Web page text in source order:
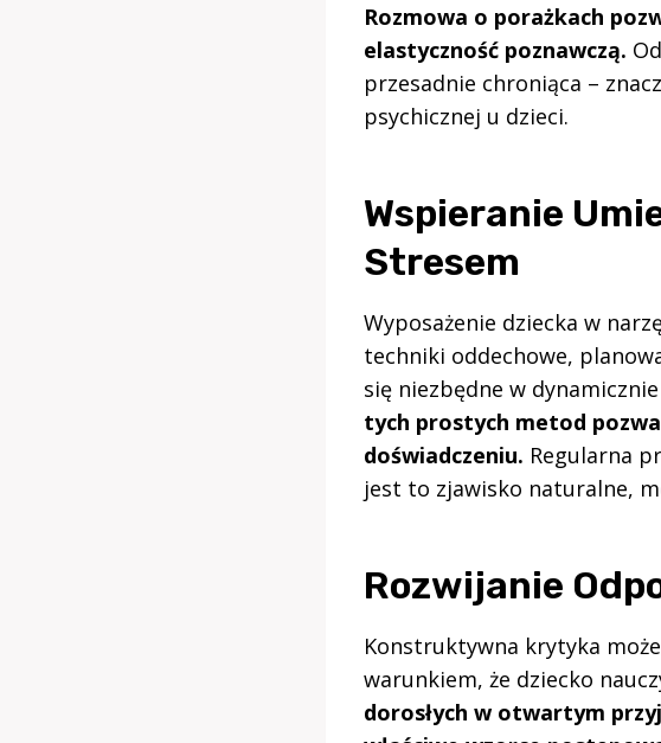
Rozmowa o porażkach
elastyczność poznawczą.
przesadnie chroniąca –
psychicznej u dzieci.
Wspieranie
Stresem
Wyposażenie dziecka w
techniki oddechowe,
się niezbędne w
tych prostych metod
doświadczeniu. Regularna
jest to zjawisko naturalne,
Rozwijanie
Konstruktywna krytyka
warunkiem, że dziecko
dorosłych w otwartym